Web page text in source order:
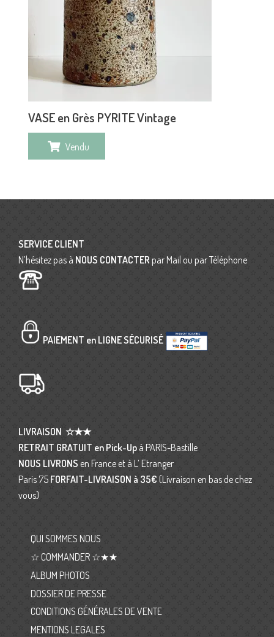
VASE en Grès PYRITE Vintage
Vendu
SERVICE CLIENT
N’hésitez pas à NOUS CONTACTER par Mail ou par Téléphone
PAIEMENT en LIGNE SÉCURISÉ
LIVRAISON ☆★★
RETRAIT GRATUIT en Pick-Up à PARIS-Bastille
NOUS LIVRONS en France et à L’ Etranger
Paris 75 FORFAIT-LIVRAISON à 35€ (Livraison en bas de chez
vous)
QUI SOMMES NOUS
☆ COMMANDER ☆★★
ALBUM PHOTOS
DOSSIER DE PRESSE
CONDITIONS GÉNÉRALES DE VENTE
MENTIONS LEGALES